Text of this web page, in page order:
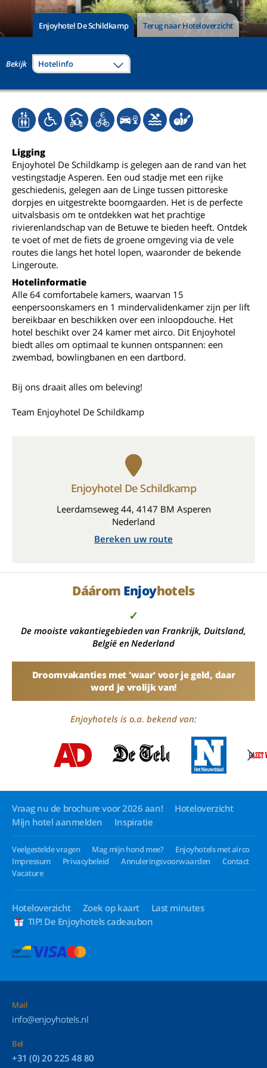
Enjoyhotel De Schildkamp Terug naar Hoteloverzicht
Bekijk Hotelinfo
Ligging
Enjoyhotel De Schildkamp is gelegen aan de rand van het
vestingstadje Asperen. Een oud stadje met een rijke
geschiedenis, gelegen aan de Linge tussen pittoreske
dorpjes en uitgestrekte boomgaarden. Het is de perfecte
uitvalsbasis om te ontdekken wat het prachtige
rivierenlandschap van de Betuwe te bieden heeft. Ontdek
te voet of met de fiets de groene omgeving via de vele
routes die langs het hotel lopen, waaronder de bekende
Lingeroute.
Hotelinformatie
Alle 64 comfortabele kamers, waarvan 15
eenpersoonskamers en 1 mindervalidenkamer zijn per lift
bereikbaar en beschikken over een inloopdouche. Het
hotel beschikt over 24 kamer met airco. Dit Enjoyhotel
biedt alles om optimaal te kunnen ontspannen: een
zwembad, bowlingbanen en een dartbord.
Bij ons draait alles om beleving!
Team Enjoyhotel De Schildkamp
Enjoyhotel De Schildkamp
Leerdamseweg 44, 4147 BM Asperen
Nederland
Bereken uw route
Dáárom Enjoyhotels
✓
De mooiste vakantiegebieden van Frankrijk, Duitsland,
België en Nederland
Droomvakanties met 'waar' voor je geld, daar
word je vrolijk van!
Enjoyhotels is o.a. bekend van:
Vraag nu de brochure voor 2026 aan!
Hoteloverzicht
Mijn hotel aanmelden
Inspiratie
Veelgestelde vragen Mag mijn hond mee?
Enjoyhotels met airco
Impressum
Privacybeleid Annuleringsvoorwaarden
Contact
Vacature
Hoteloverzicht Zoek op kaart
Last minutes
TIP! De Enjoyhotels cadeaubon
Mail
info@enjoyhotels.nl
Bel
+31 (0) 20 225 48 80